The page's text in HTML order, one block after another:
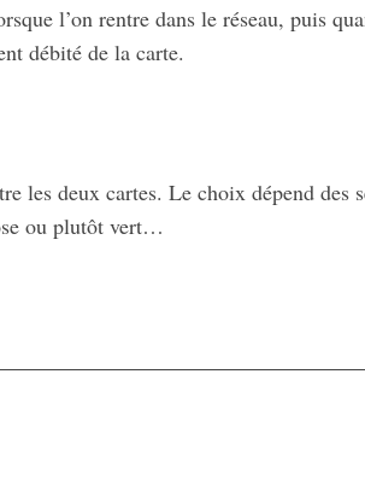
l’on rentre dans le réseau, puis
débité de la carte.
les deux cartes. Le choix dépend des
ou plutôt vert…